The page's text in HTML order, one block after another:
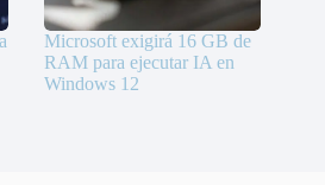
Microsoft exigirá 16 GB de
RAM para ejecutar IA en
Windows 12